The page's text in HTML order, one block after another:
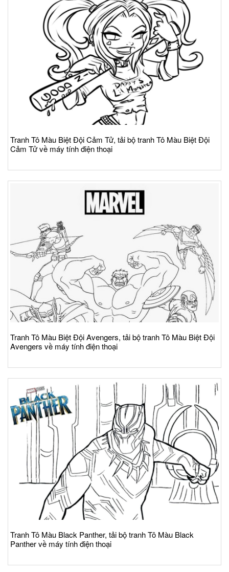
Tranh Tô Màu Biệt Đội Cảm Tử, tải bộ tranh Tô Màu Biệt Đội
Cảm Tử về máy tính điện thoại
Tranh Tô Màu Biệt Đội Avengers, tải bộ tranh Tô Màu Biệt Đội
Avengers về máy tính điện thoại
Tranh Tô Màu Black Panther, tải bộ tranh Tô Màu Black
Panther về máy tính điện thoại